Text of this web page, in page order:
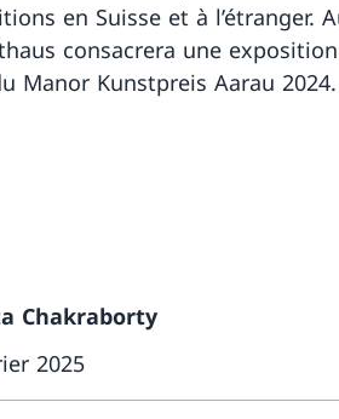
en Suisse et à l’étranger.
consacrera une exposition
Manor Kunstpreis Aarau 2024.
Chakraborty
2025